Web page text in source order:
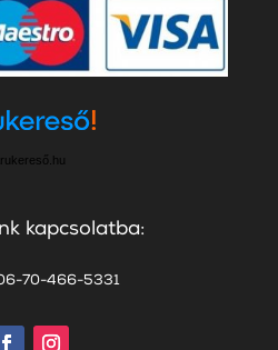
kapcsolatba:
06-70-466-5331